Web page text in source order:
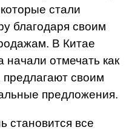
стали
благодаря своим
В Китае
отмечать как
предлагают своим
предложения.
становится все